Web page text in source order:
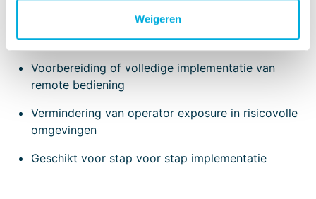
Weigeren
Integratie met PLC, SCADA en HMI
Remote operation
Voorbereiding of volledige implementatie van
remote bediening
Vermindering van operator exposure in risicovolle
omgevingen
Geschikt voor stap voor stap implementatie